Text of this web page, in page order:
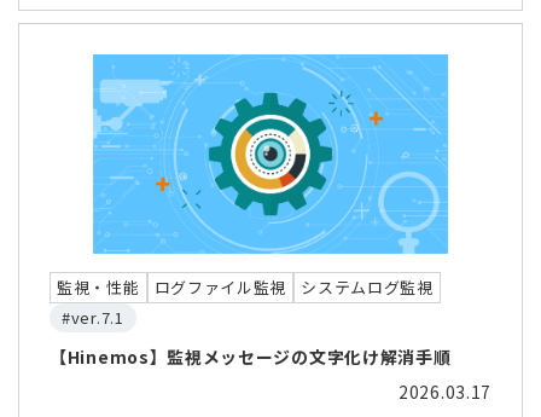
監視・性能 ログファイル監視
システムログ監視
#ver.7.1
【Hinemos】監視メッセージの文字化け解消手順
2026.03.17